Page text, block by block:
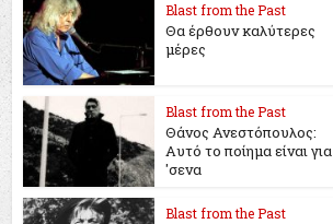
Blast from the Past
Θα έρθουν καλύτερες
μέρες
Blast from the Past
Θάνος Ανεστόπουλος:
Αυτό το ποίημα είναι για
'σενα
Blast from the Past